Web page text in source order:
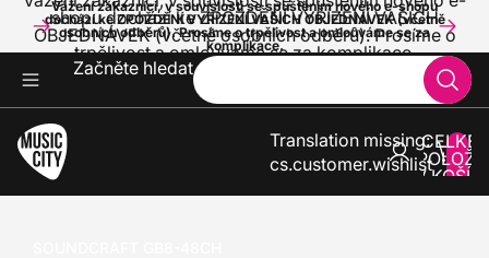
Vážení zákazníci, v souvislosti se spuštěním nového e-shopu
dochází ke ZPOŽDĚNÍ VYŘÍZENÍ VAŠICH OBJEDNÁVEK (včetně
osobních odběrů). Prosíme o trpělivost a omlouváme se za
komplikace.
shopu dochází ke ZPOŽDĚNÍ VYŘÍZENÍ VAŠICH
OBJEDNÁVEK (včetně osobních odběrů). Prosíme o
trpělivost a omlouváme se za komplikace.
Začněte hledat
Translation missing:
cs.customer.wishlist
V
0